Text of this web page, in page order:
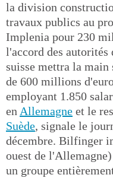
la division
travaux publics au
Implenia pour 230
l'accord des autorités
suisse mettra la main
de 600 millions
employant 1.850
en Allemagne et le
Suède, signale le
décembre. Bilfinger
ouest de
un groupe